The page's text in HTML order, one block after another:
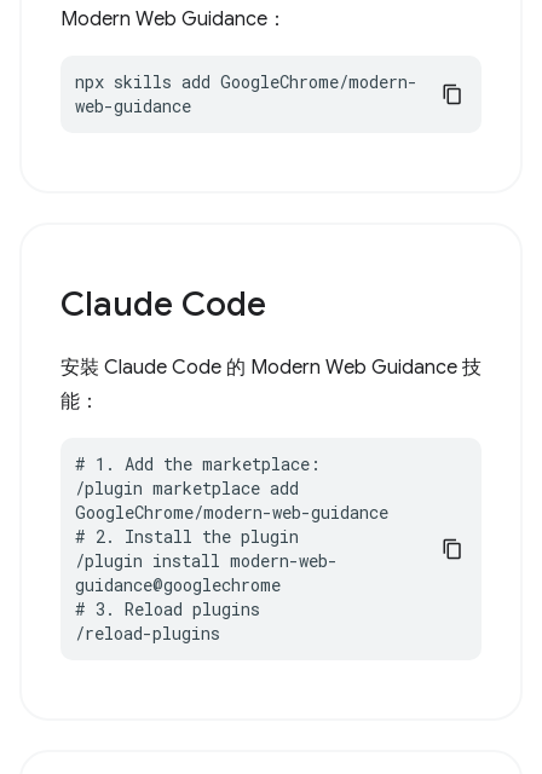
Modern Web Guidance：
npx skills add GoogleChrome/modern-
web-guidance
Claude Code
安裝 Claude Code 的 Modern Web Guidance 技
能：
# 1. Add the marketplace:
/plugin marketplace add
GoogleChrome/modern-web-guidance
# 2. Install the plugin
/plugin install modern-web-
guidance@googlechrome
# 3. Reload plugins
/reload-plugins